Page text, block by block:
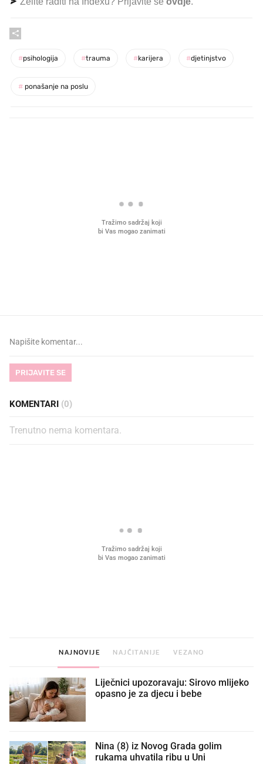
#psihologija #trauma #karijera #djetinjstvo
# ponašanje na poslu
PRIJAVITE SE
KOMENTARI (0)
Trenutno nema komentara.
NAJNOVIJE NAJČITANIJE VEZANO
Liječnici upozoravaju: Sirovo mlijeko
opasno je za djecu i bebe
Nina (8) iz Novog Grada golim
rukama uhvatila ribu u Uni